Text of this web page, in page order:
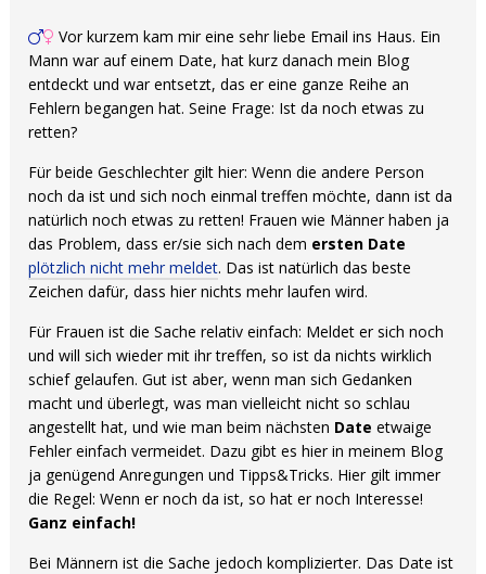
Vor kurzem kam mir eine sehr liebe Email ins Haus. Ein
Mann war auf einem Date, hat kurz danach mein Blog
entdeckt und war entsetzt, das er eine ganze Reihe an
Fehlern begangen hat. Seine Frage: Ist da noch etwas zu
retten?
Für beide Geschlechter gilt hier: Wenn die andere Person
noch da ist und sich noch einmal treffen möchte, dann ist da
natürlich noch etwas zu retten! Frauen wie Männer haben ja
das Problem, dass er/sie sich nach dem ersten Date
plötzlich nicht mehr meldet. Das ist natürlich das beste
Zeichen dafür, dass hier nichts mehr laufen wird.
Für Frauen ist die Sache relativ einfach: Meldet er sich noch
und will sich wieder mit ihr treffen, so ist da nichts wirklich
schief gelaufen. Gut ist aber, wenn man sich Gedanken
macht und überlegt, was man vielleicht nicht so schlau
angestellt hat, und wie man beim nächsten Date etwaige
Fehler einfach vermeidet. Dazu gibt es hier in meinem Blog
ja genügend Anregungen und Tipps&Tricks. Hier gilt immer
die Regel: Wenn er noch da ist, so hat er noch Interesse!
Ganz einfach!
Bei Männern ist die Sache jedoch komplizierter. Das Date ist